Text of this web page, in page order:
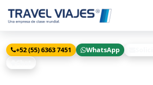
+52 (55) 6363 7451 WhatsApp